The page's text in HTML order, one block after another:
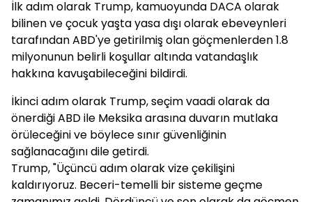
İlk adım olarak Trump, kamuoyunda DACA olarak
bilinen ve çocuk yaşta yasa dışı olarak ebeveynleri
tarafından ABD'ye getirilmiş olan göçmenlerden 1.8
milyonunun belirli koşullar altında vatandaşlık
hakkına kavuşabileceğini bildirdi.
İkinci adım olarak Trump, seçim vaadi olarak da
önerdiği ABD ile Meksika arasına duvarın mutlaka
örüleceğini ve böylece sınır güvenliğinin
sağlanacağını dile getirdi.
Trump, "Üçüncü adım olarak vize çekilişini
kaldırıyoruz. Beceri-temelli bir sisteme geçme